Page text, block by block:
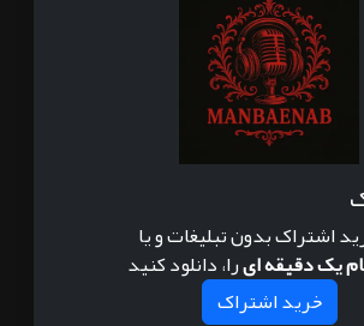
اشتراک بدون تبلیغات و یا
یک دقیقه ایرا، دانلود کنید
خرید اشتراک